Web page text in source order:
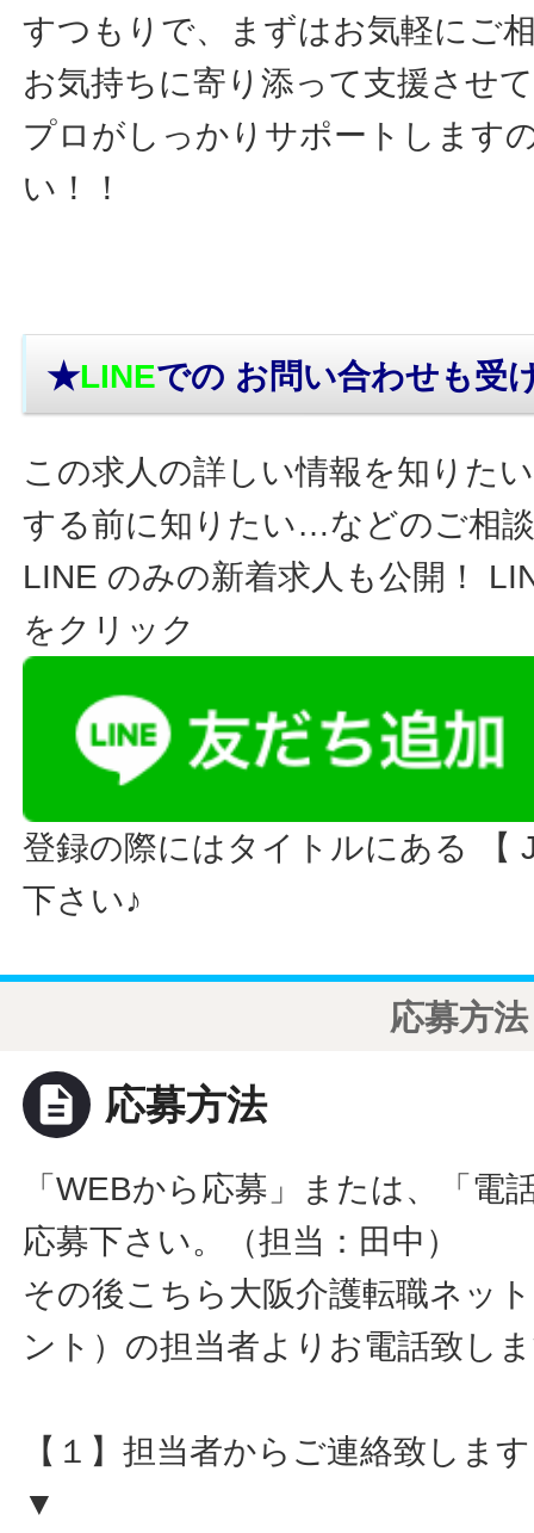
すつもりで、まずはお気軽にご
お気持ちに寄り添って支援させ
プロがしっかりサポートします
い！！
★LINEでの お問い合わせも受
この求人の詳しい情報を知りた
する前に知りたい…などのご相
LINE のみの新着求人も公開！
をクリック
登録の際にはタイトルにある 【
下さい♪
応募方法
description 応募方法
「WEBから応募」または、「電
応募下さい。（担当：田中）
その後こちら大阪介護転職ネッ
ント）の担当者よりお電話致し
【１】担当者からご連絡致します
▼